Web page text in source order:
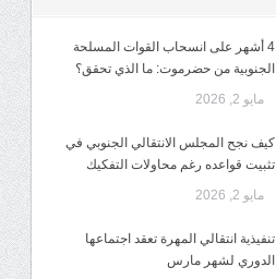
4 أشهر على انسحاب القوات المسلحة
الجنوبية من حضرموت: ما الذي تحقق؟
مايو 2, 2026
كيف نجح المجلس الانتقالي الجنوبي في
تثبيت قواعده رغم محاولات التفكيك
مايو 2, 2026
تنفيذية انتقالي المهرة تعقد اجتماعها
الدوري لشهر مارس